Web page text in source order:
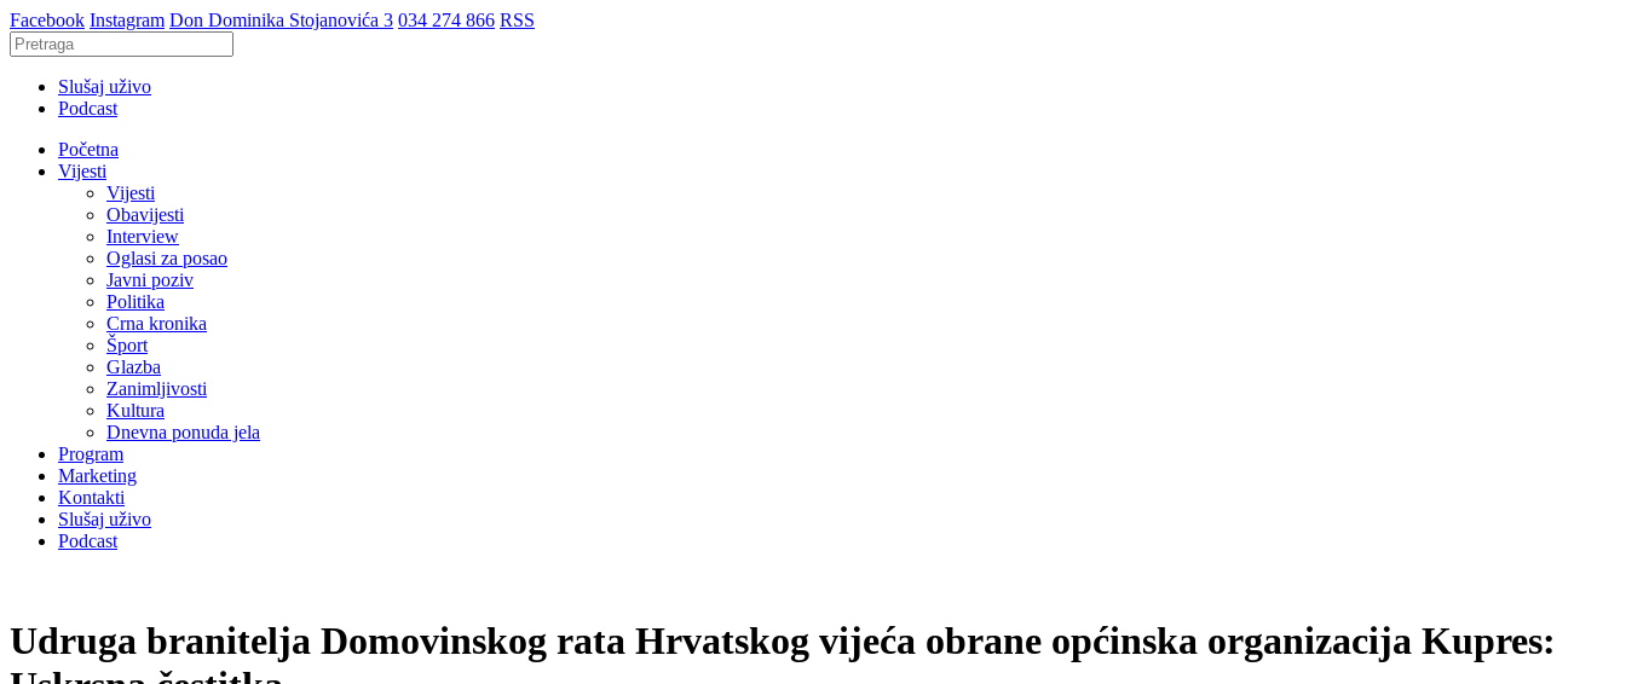
Facebook Instagram Don Dominika Stojanovića 3 034 274 866 RSS
Slušaj uživo
Podcast
Početna
Vijesti
Vijesti
Obavijesti
Interview
Oglasi za posao
Javni poziv
Politika
Crna kronika
Šport
Glazba
Zanimljivosti
Kultura
Dnevna ponuda jela
Program
Marketing
Kontakti
Slušaj uživo
Podcast
Udruga branitelja Domovinskog rata Hrvatskog vijeća obrane općinska organizacija Kupres: